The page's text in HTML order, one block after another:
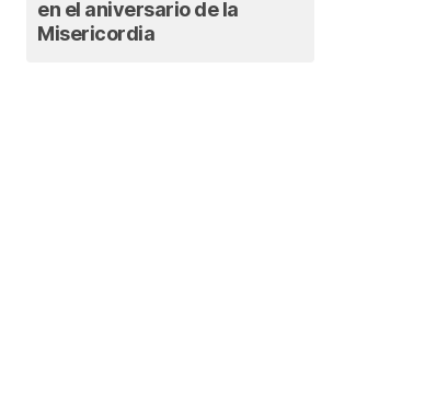
en el aniversario de la
Misericordia